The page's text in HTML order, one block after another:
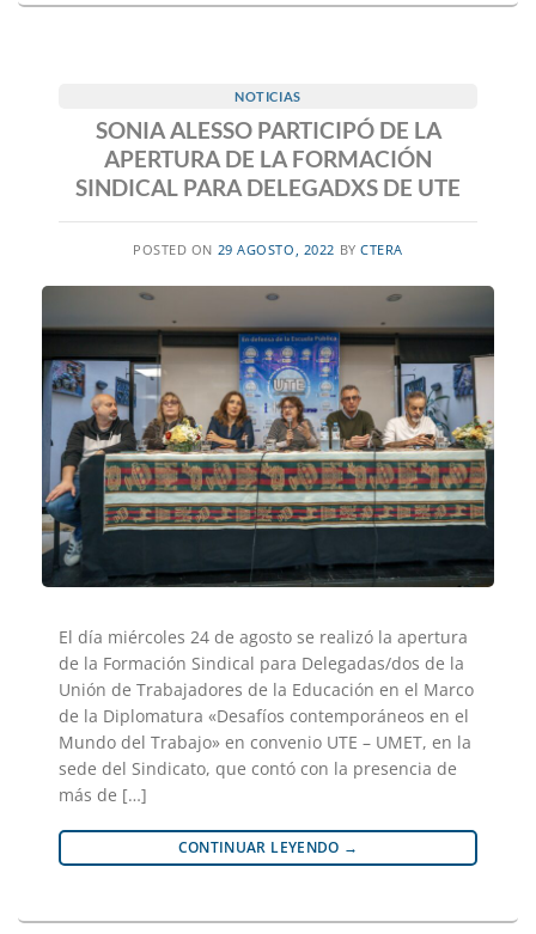
NOTICIAS
SONIA ALESSO PARTICIPÓ DE LA
APERTURA DE LA FORMACIÓN
SINDICAL PARA DELEGADXS DE UTE
POSTED ON 29 AGOSTO, 2022 BYCTERA
El día miércoles 24 de agosto se realizó la apertura
de la Formación Sindical para Delegadas/dos de la
Unión de Trabajadores de la Educación en el Marco
de la Diplomatura «Desafíos contemporáneos en el
Mundo del Trabajo» en convenio UTE – UMET, en la
sede del Sindicato, que contó con la presencia de
más de […]
CONTINUAR LEYENDO →